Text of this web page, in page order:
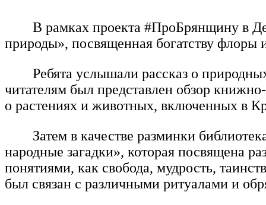
В рамках проекта #ПроБрянщину в
природы», посвященная богатству
Ребята услышали рассказ о
читателям был представлен обзор
о растениях и животных, включенных в
Затем в качестве разминки
народные загадки», которая посвящена
понятиями, как свобода, мудрость,
был связан с различными ритуалами и